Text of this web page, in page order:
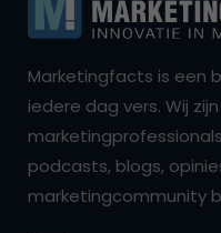
Marketingfacts is een
iedere dag vers. Wij
podcasts, blogs,
marketingcommunity